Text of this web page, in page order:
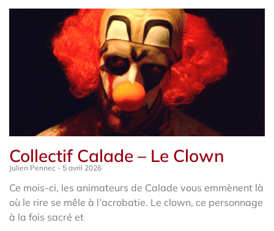
Collectif Calade – Le Clown
Julien Pennec 5 avril 2026
Ce mois-ci, les animateurs de Calade vous emmènent là
où le rire se mêle à l’acrobatie. Le clown, ce personnage
à la fois sacré et